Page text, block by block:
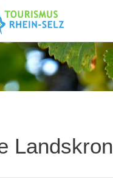
Rhein-Selz
Landskron